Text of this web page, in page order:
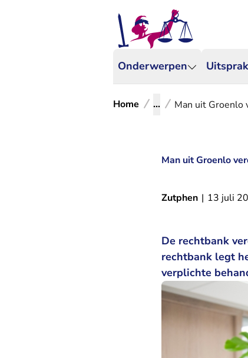
Onderwerpen
Home ... Man uit Groenlo
Man uit Groenlo
Zutphen | 13 juli
De rechtbank
rechtbank legt
verplichte